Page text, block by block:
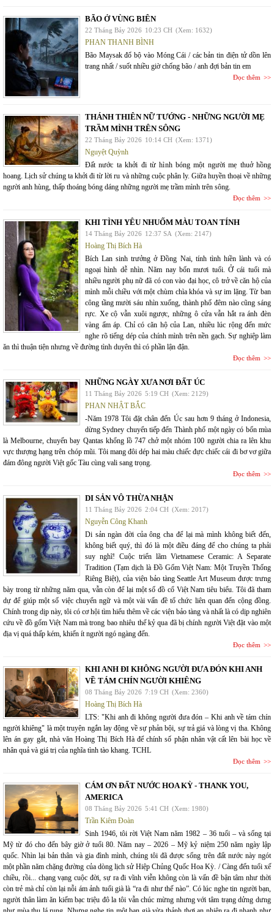
BÃO Ở VÙNG BIÊN
22 Tháng Bảy 2026 10:23 CH (Xem: 1632)
PHAN THANH BÌNH
Bão Maysak đổ bộ vào Móng Cái / các bản tin điện tử dồn lên
trang nhất / suốt nhiều giờ chống bão / anh đợi bản tin em
Đọc thêm
THÁNH THIÊN NỮ TƯỚNG - NHỮNG NGƯỜI MẸ
TRẦM MÌNH TRÊN SÔNG
22 Tháng Bảy 2026 10:14 CH (Xem: 1371)
Nguyệt Quỳnh
Đất nước ta khởi đi từ hình bóng một người mẹ thuở hồng
hoang. Lịch sử chúng ta khởi đi từ lời ru và những cuộc phân ly. Giữa huyền thoại về những
người anh hùng, thấp thoáng bóng dáng những người mẹ trầm mình trên sông.
Đọc thêm
KHI TÌNH YÊU NHUỐM MÀU TOAN TÍNH
14 Tháng Bảy 2026 12:37 SA (Xem: 2147)
Hoàng Thị Bích Hà
Bích Lan sinh trưởng ở Đồng Nai, tính tình hiền lành và có
ngoại hình dễ nhìn. Năm nay bốn mươi tuổi. Ở cái tuổi mà
nhiều người phụ nữ đã có con vào đại học, cô trở về căn hộ của
mình mỗi chiều với một chùm chìa khóa và sự im lặng. Từ ban
công tầng mười sáu nhìn xuống, thành phố đêm nào cũng sáng
rực. Xe cộ vẫn xuôi ngược, những ô cửa vẫn hắt ra ánh đèn
vàng ấm áp. Chỉ có căn hộ của Lan, nhiều lúc rộng đến mức
nghe rõ tiếng dép của chính mình trên nền gạch. Sự nghiệp làm
ăn thì thuận tiện nhưng về đường tình duyên thì có phần lận đận.
Đọc thêm
NHỮNG NGÀY XƯA NƠI ĐẤT ÚC
11 Tháng Bảy 2026 5:19 CH (Xem: 2129)
PHAN NHẬT BẮC
-Năm 1978 Tôi đặt chân đến Úc sau hơn 9 tháng ở Indonesia,
dừng Sydney chuyển tiếp đến Thành phố một ngày có bốn mùa
là Melbourne, chuyến bay Qantas khổng lồ 747 chở một nhóm 100 người chia ra lên khu
vực thượng hạng trên chóp mũi. Tôi mang đôi dép hai màu chiếc đực chiếc cái đi bơ vơ giữa
đám đông người Việt gốc Tàu cùng vali sang trọng.
Đọc thêm
DI SẢN VÔ THỪA NHẬN
11 Tháng Bảy 2026 2:04 CH (Xem: 2017)
Nguyễn Công Khanh
Di sản ngàn đời của ông cha để lại mà mình không biết đến,
không biết quý, thì đó là một điều đáng để cho chúng ta phải
suy nghĩ! Cuộc triển lãm Vietnamese Ceramic: A Separate
Tradition (Tạm dịch là Đồ Gốm Việt Nam: Một Truyền Thống
Riêng Biệt), của viện bảo tàng Seattle Art Museum được trưng
bày trong từ những năm qua, vẫn còn để lại một số đồ cổ Việt Nam tiêu biểu. Tôi đã tham
dự để giúp một số việc chuyển ngữ và một vài vấn đề tổ chức liên quan đến cộng đồng.
Chính trong dịp này, tôi có cơ hội tìm hiểu thêm về các viện bảo tàng và nhất là có dịp nghiên
cứu về đồ gốm Việt Nam mà trong bao nhiêu thế kỷ qua đã bị chính người Việt đặt vào một
địa vị quá thấp kém, khiến ít người ngó ngàng đến.
Đọc thêm
KHI ANH ĐI KHÔNG NGƯỜI ĐƯA ĐÓN KHI ANH
VỀ TÁM CHÍN NGƯỜI KHIÊNG
08 Tháng Bảy 2026 7:19 CH (Xem: 2360)
Hoàng Thị Bích Hà
LTS: "Khi anh đi không người đưa đón – Khi anh về tám chín
người khiêng" là một truyện ngắn lay động về sự phản bội, sự trả giá và lòng vị tha. Không
lên án gay gắt, nhà văn Hoàng Thị Bích Hà để chính số phận nhân vật cất lên bài học về
nhân quả và giá trị của nghĩa tình tào khang. TCHL
Đọc thêm
CÁM ƠN ĐẤT NƯỚC HOA KỲ - THANK YOU,
AMERICA
08 Tháng Bảy 2026 5:41 CH (Xem: 1980)
Trần Kiêm Đoàn
Sinh 1946, tôi rời Việt Nam năm 1982 – 36 tuổi – và sống tại
Mỹ từ đó cho đến bây giờ ở tuổi 80. Năm nay – 2026 – Mỹ kỷ niệm 250 năm ngày lập
quốc. Nhìn lại bản thân và gia đình mình, chúng tôi đã được sống trên đất nước này ngót
một phần năm chặng đường của dòng lịch sử Hiệp Chủng Quốc Hoa Kỳ. / Càng đến tuổi xế
chiều, rồi... chạng vạng cuộc đời, sự ra đi vĩnh viễn không còn là vấn đề bận tâm như thời
còn trẻ mà chỉ còn lại nỗi ám ảnh tuổi già là “ra đi như thế nào”. Có lúc nghe tin người bạn,
người thân làm ăn kiếm bạc triệu đô la tôi vẫn chúc mừng nhưng với tâm trạng dửng dưng